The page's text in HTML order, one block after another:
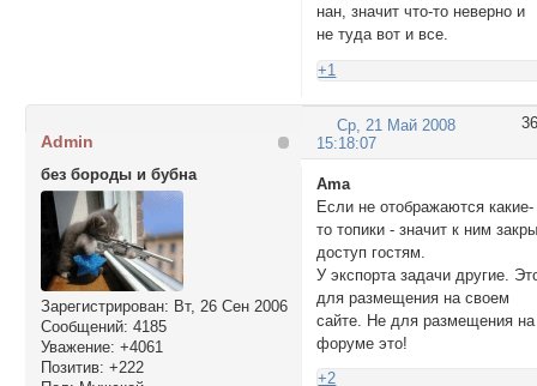
нан, значит что-то неверно и
не туда вот и все.
+1
36
Ср, 21 Май 2008
15:18:07
Admin
без бороды и бубна
Зарегистрирован: Вт, 26 Сен 2006
Сообщений: 4185
Уважение: +4061
Позитив: +222
Ama
Если не отображаются какие-
то топики - значит к ним
доступ гостям.
У экспорта задачи другие.
для размещения на своем
сайте. Не для размещения на
форуме это!
+2